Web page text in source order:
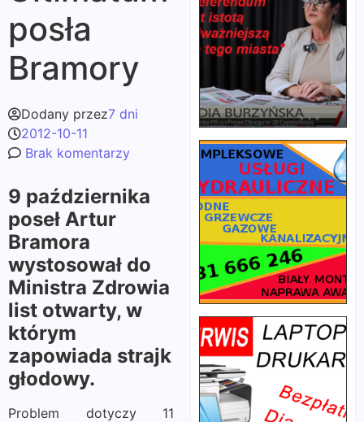
posła
Bramory
Dodany przez7 dni
2012-10-11
Brak komentarzy
9 października
poseł Artur
Bramora
wystosował do
Ministra Zdrowia
list otwarty, w
którym
zapowiada strajk
głodowy.
Problem dotyczy 11